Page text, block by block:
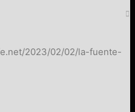
2023/02/02/la-fuente-